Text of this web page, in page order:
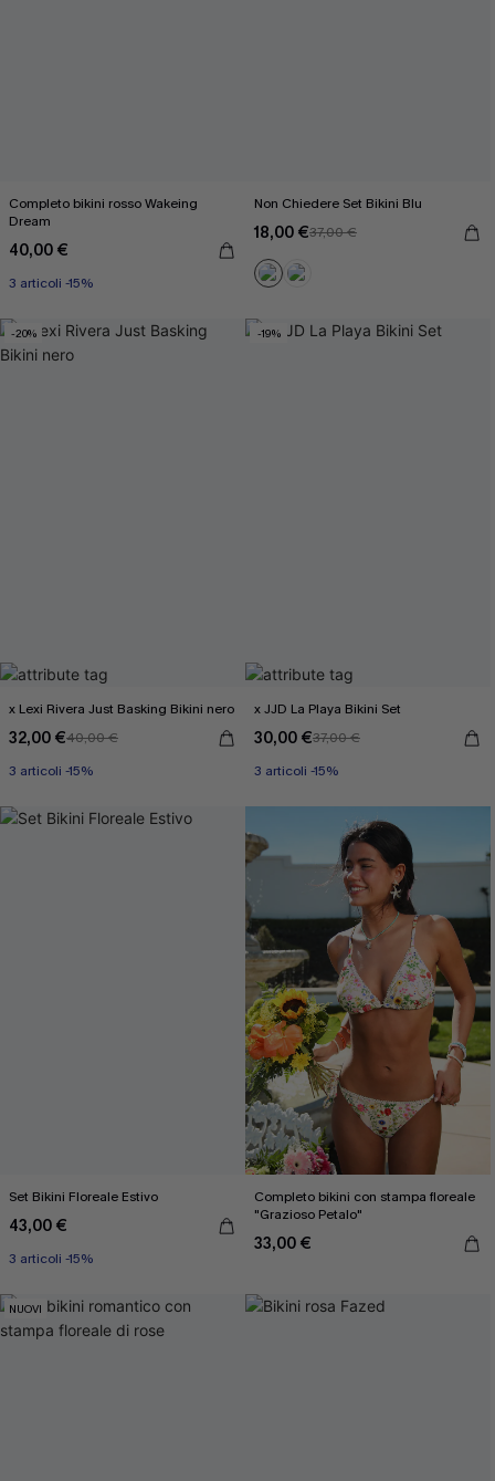
Completo bikini rosso Wakeing
Dream
40,00 €
3 articoli -15%
Non Chiedere Set Bikini Blu
18,00 €37,00 €
-20%
x Lexi Rivera Just Basking Bikini nero
32,00 €40,00 €
3 articoli -15%
-19%
x JJD La Playa Bikini Set
30,00 €37,00 €
3 articoli -15%
Set Bikini Floreale Estivo
43,00 €
3 articoli -15%
Completo bikini con stampa floreale
"Grazioso Petalo"
33,00 €
NUOVI